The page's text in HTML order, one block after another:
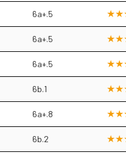
6a+.5
6a+.5
6a+.5
6b.1
6a+.8
6b.2